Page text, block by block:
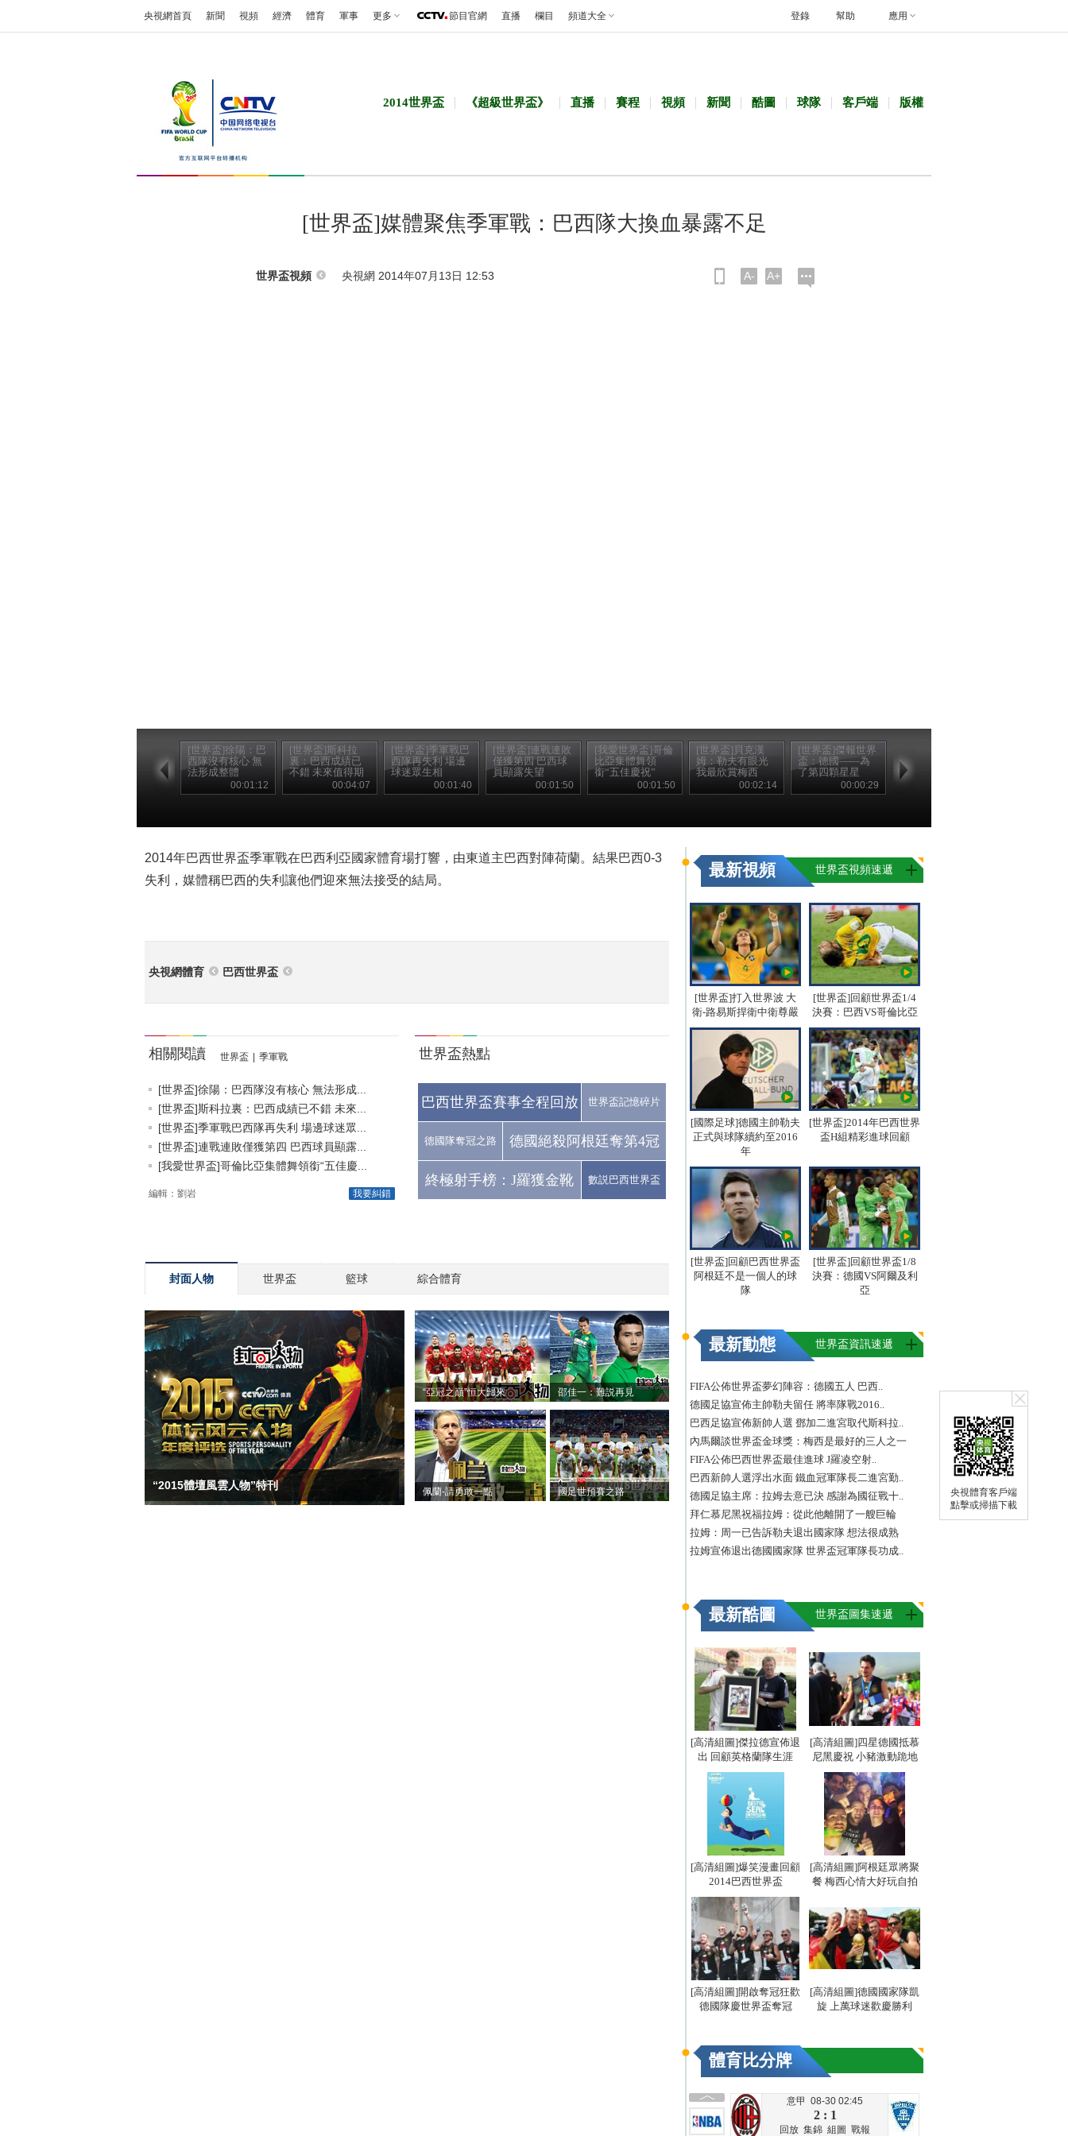
央視體育客戶端
點擊或掃描下載
央視網首頁 新聞 視頻 經濟 體育 軍事 更多 節目官網 直播 欄目 頻道大全 幫助 應用
登錄
2014世界盃 《超級世界盃》 直播 賽程 視頻 新聞 酷圖 球隊 客戶端 版權
[世界盃]媒體聚焦季軍戰：巴西隊大換血暴露不足
世界盃視頻 央視網 2014年07月13日 12:53 A- A+
[世界盃]徐陽：巴
西隊沒有核心 無
法形成整體
00:01:12
[世界盃]斯科拉
裏：巴西成績已
不錯 未來值得期
00:04:07
[世界盃]季軍戰巴
西隊再失利 場邊
球迷眾生相
00:01:40
[世界盃]連戰連敗
僅獲第四 巴西球
員顯露失望
00:01:50
[我愛世界盃]哥倫
比亞集體舞領
銜“五佳慶祝”
00:01:50
[世界盃]貝克漢
姆：勒夫有眼光
我最欣賞梅西
00:02:14
[世界盃]傑報世界
盃：德國——為
了第四顆星星
00:00:29
2014年巴西世界盃季軍戰在巴西利亞國家體育場打響，由東道主巴西對陣荷蘭。結果巴西0-3
失利，媒體稱巴西的失利讓他們迎來無法接受的結局。
央視網體育 巴西世界盃
相關閱讀 世界盃 季軍戰
[世界盃]徐陽：巴西隊沒有核心 無法形成...
[世界盃]斯科拉裏：巴西成績已不錯 未來...
[世界盃]季軍戰巴西隊再失利 場邊球迷眾...
[世界盃]連戰連敗僅獲第四 巴西球員顯露...
[我愛世界盃]哥倫比亞集體舞領銜“五佳慶...
我要糾錯
編輯：劉岩
世界盃熱點
巴西世界盃賽事全程回放 世界盃記憶碎片
德國隊奪冠之路 德國絕殺阿根廷奪第4冠
終極射手榜：J羅獲金靴 數説巴西世界盃
封面人物 世界盃 籃球 綜合體育
“2015體壇風雲人物”特刊
“亞冠之巔”恒大歸來 邵佳一：難説再見
佩蘭-請勇敢一點 國足世預賽之路
最新視頻 世界盃視頻速遞
[世界盃]打入世界波 大
衛-路易斯捍衛中衛尊嚴
[世界盃]回顧世界盃1/4
決賽：巴西VS哥倫比亞
[國際足球]德國主帥勒夫
正式與球隊續約至2016
年
[世界盃]2014年巴西世界
盃H組精彩進球回顧
[世界盃]回顧巴西世界盃
阿根廷不是一個人的球
隊
[世界盃]回顧世界盃1/8
決賽：德國VS阿爾及利
亞
最新動態 世界盃資訊速遞
FIFA公佈世界盃夢幻陣容：德國五人 巴西..
德國足協宣佈主帥勒夫留任 將率隊戰2016..
巴西足協宣佈新帥人選 鄧加二進宮取代斯科拉..
內馬爾談世界盃金球獎：梅西是最好的三人之一
FIFA公佈巴西世界盃最佳進球 J羅凌空射..
巴西新帥人選浮出水面 鐵血冠軍隊長二進宮勤..
德國足協主席：拉姆去意已決 感謝為國征戰十..
拜仁慕尼黑祝福拉姆：從此他離開了一艘巨輪
拉姆：周一已告訴勒夫退出國家隊 想法很成熟
拉姆宣佈退出德國國家隊 世界盃冠軍隊長功成..
最新酷圖 世界盃圖集速遞
[高清組圖]傑拉德宣佈退
出 回顧英格蘭隊生涯
[高清組圖]四星德國抵慕
尼黑慶祝 小豬激動跪地
[高清組圖]爆笑漫畫回顧
2014巴西世界盃
[高清組圖]阿根廷眾將聚
餐 梅西心情大好玩自拍
[高清組圖]開啟奪冠狂歡
德國隊慶世界盃奪冠
[高清組圖]德國國家隊凱
旋 上萬球迷歡慶勝利
體育比分牌
意甲 08-30 02:45
2 : 1
回放 集錦 組圖 戰報